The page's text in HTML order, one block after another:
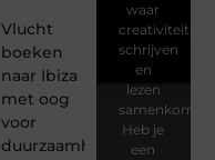
Vlucht
boeken
naar Ibiza
met oog
voor
duurzaamheid
waar
creativiteit,
schrijven
en
lezen
samenkomen.
Heb je
een